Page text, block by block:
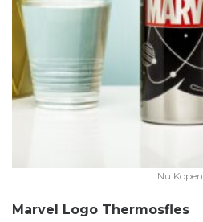
Nu Kopen
Marvel Logo Thermosfles